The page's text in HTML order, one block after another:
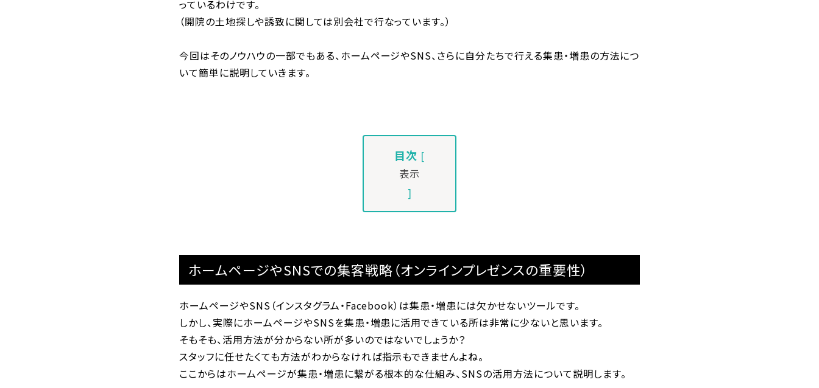
っているわけです。
（開院の土地探しや誘致に関しては別会社で行なっています。）
今回はそのノウハウの一部でもある、ホームページやSNS、さらに自分たちで行える集患・増患の方法につ
いて簡単に説明していきます。
目次 [
表示
]
ホームページやSNSでの集客戦略（オンラインプレゼンスの重要性）
ホームページやSNS（インスタグラム・Facebook）は集患・増患には欠かせないツールです。
しかし、実際にホームページやSNSを集患・増患に活用できている所は非常に少ないと思います。
そもそも、活用方法が分からない所が多いのではないでしょうか？
スタッフに任せたくても方法がわからなければ指示もできませんよね。
ここからはホームページが集患・増患に繋がる根本的な仕組み、SNSの活用方法について説明します。